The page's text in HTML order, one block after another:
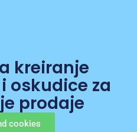
kreiranje
oskudice za
prodaje
cookies